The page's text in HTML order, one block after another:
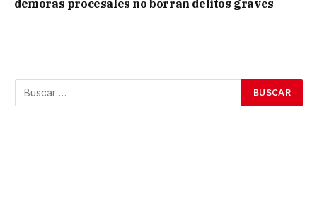
demoras procesales no borran delitos graves